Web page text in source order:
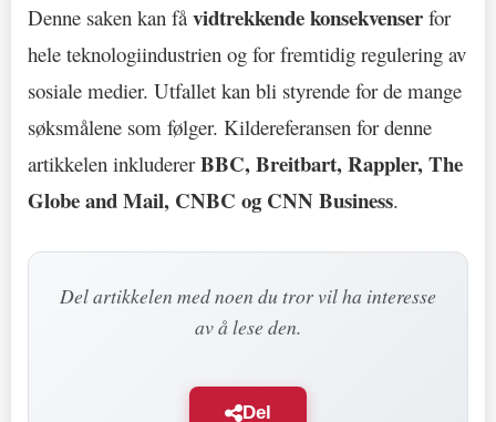
Denne saken kan fåvidtrekkende konsekvenser for
hele teknologiindustrien og for fremtidig regulering av
sosiale medier. Utfallet kan bli styrende for de mange
søksmålene som følger. Kildereferansen for denne
artikkelen inkludererBBC, Breitbart, Rappler, The
Globe and Mail, CNBC og CNN Business.
Del artikkelen med noen du tror vil ha interesse
av å lese den.
Del